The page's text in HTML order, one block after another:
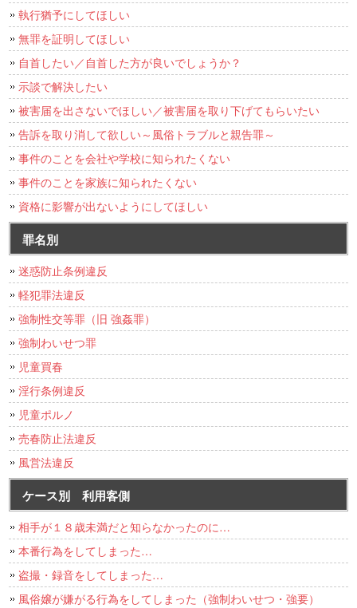
執行猶予にしてほしい
無罪を証明してほしい
自首したい／自首した方が良いでしょうか？
示談で解決したい
被害届を出さないでほしい／被害届を取り下げてもらいたい
告訴を取り消して欲しい～風俗トラブルと親告罪～
事件のことを会社や学校に知られたくない
事件のことを家族に知られたくない
資格に影響が出ないようにしてほしい
罪名別
迷惑防止条例違反
軽犯罪法違反
強制性交等罪（旧 強姦罪）
強制わいせつ罪
児童買春
淫行条例違反
児童ポルノ
売春防止法違反
風営法違反
ケース別 利用客側
相手が１８歳未満だと知らなかったのに…
本番行為をしてしまった…
盗撮・録音をしてしまった…
風俗嬢が嫌がる行為をしてしまった（強制わいせつ・強要）